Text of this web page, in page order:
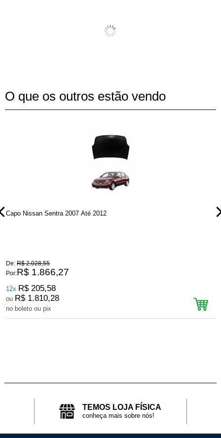
O que os outros estão vendo
Capo Nissan Sentra 2007 Até 2012
De: R$ 2.028,55
Por:R$ 1.866,27
12x R$ 205,58
ou R$ 1.810,28
no boleto ou pix
TEMOS LOJA FÍSICA
conheça mais sobre nós!